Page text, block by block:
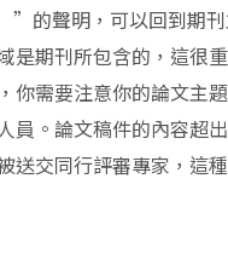
的聲明，可以回到期
是期刊所包含的，這很
你需要注意你的論文主
員。論文稿件的內容超
送交同行評審專家，這